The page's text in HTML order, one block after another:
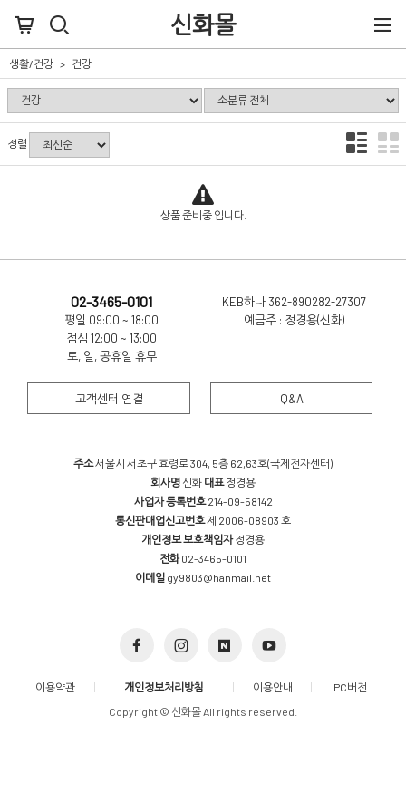
신화몰
생활/건강 건강
정렬
상품 준비중 입니다.
02-3465-0101
평일 09:00 ~ 18:00
점심 12:00 ~ 13:00
토, 일, 공휴일 휴무
고객센터 연결
KEB하나 362-890282-27307
예금주 : 정경용(신화)
Q&A
주소서울시 서초구 효령로 304, 5층 62,63호(국제전자센터)
회사명 신화 대표정경용
사업자 등록번호214-09-58142
통신판매업신고번호제 2006-08903 호
개인정보 보호책임자정경용
전화 02-3465-0101
이메일 gy9803@hanmail.net
이용약관 개인정보처리방침 이용안내
PC버전
Copyright © 신화몰 All rights reserved.